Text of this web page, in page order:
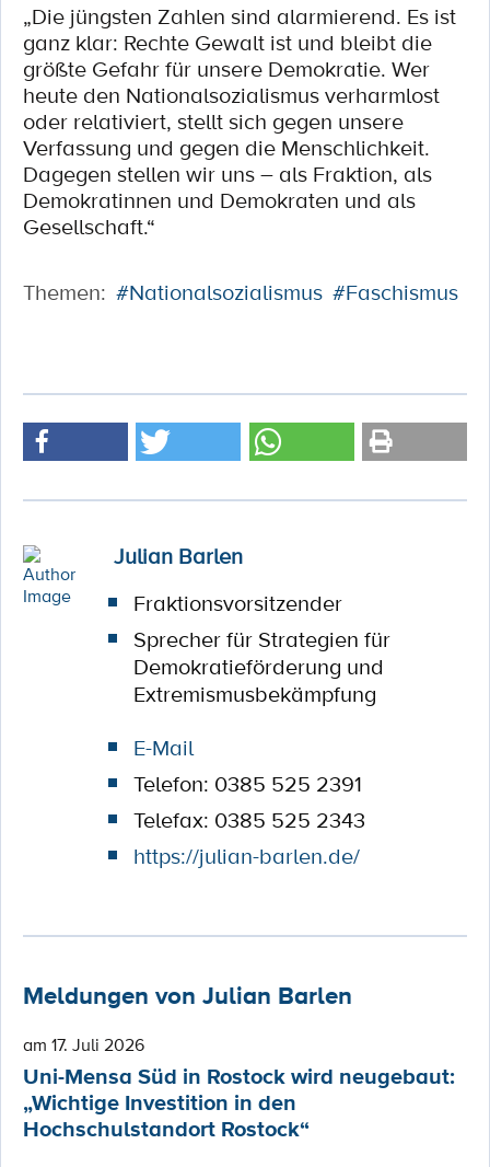
„Die jüngsten Zahlen sind alarmierend. Es ist
ganz klar: Rechte Gewalt ist und bleibt die
größte Gefahr für unsere Demokratie. Wer
heute den Nationalsozialismus verharmlost
oder relativiert, stellt sich gegen unsere
Verfassung und gegen die Menschlichkeit.
Dagegen stellen wir uns – als Fraktion, als
Demokratinnen und Demokraten und als
Gesellschaft.“
Themen: #Nationalsozialismus #Faschismus
Julian Barlen
Fraktionsvorsitzender
Sprecher für Strategien für
Demokratieförderung und
Extremismusbekämpfung
E-Mail
Telefon: 0385 525 2391
Telefax: 0385 525 2343
https://julian-barlen.de/
Meldungen von Julian Barlen
am 17. Juli 2026
Uni-Mensa Süd in Rostock wird neugebaut:
„Wichtige Investition in den
Hochschulstandort Rostock“